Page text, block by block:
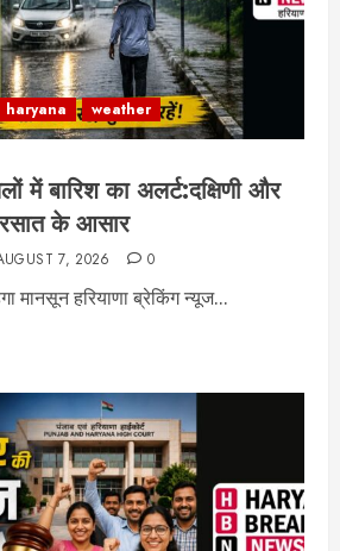
haryana weather
में बारिश का अलर्ट:दक्षिणी और
के आसार
7, 2026 0
मानसून हरियाणा ब्रेकिंग न्यूज...